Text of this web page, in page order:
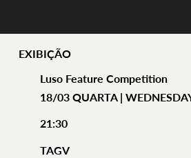
EXIBIÇÃO
Luso Feature Competition
18/03 QUARTA |
21:30
TAGV